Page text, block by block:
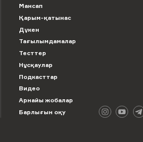
Мансап
Қарым-қатынас
Дүкен
Тағылымдамалар
Тесттер
Нұсқаулар
Подкасттар
Видео
Арнайы жобалар
Барлығын оқу